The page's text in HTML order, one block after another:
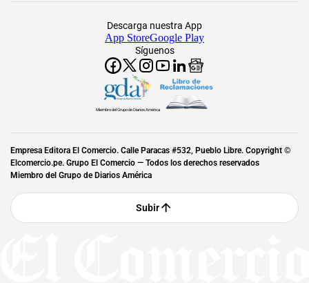
Síguenos
Descarga nuestra App
App StoreGoogle Play
Miembro del Grupo de Diarios América
Empresa Editora El Comercio. Calle Paracas #532, Pueblo Libre. Copyright ©
Elcomercio.pe. Grupo El Comercio — Todos los derechos reservados
Miembro del Grupo de Diarios América
Subir